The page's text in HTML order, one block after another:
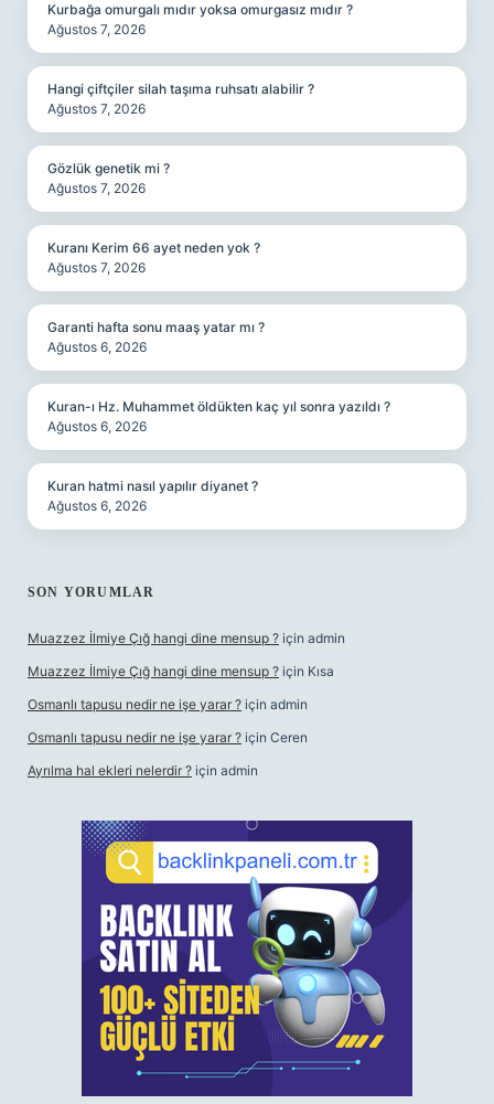
Kurbağa omurgalı mıdır yoksa omurgasız mıdır ?
Ağustos 7, 2026
Hangi çiftçiler silah taşıma ruhsatı alabilir ?
Ağustos 7, 2026
Gözlük genetik mi ?
Ağustos 7, 2026
Kuranı Kerim 66 ayet neden yok ?
Ağustos 7, 2026
Garanti hafta sonu maaş yatar mı ?
Ağustos 6, 2026
Kuran-ı Hz. Muhammet öldükten kaç yıl sonra yazıldı ?
Ağustos 6, 2026
Kuran hatmi nasıl yapılır diyanet ?
Ağustos 6, 2026
SON YORUMLAR
Muazzez İlmiye Çığ hangi dine mensup ? için admin
Muazzez İlmiye Çığ hangi dine mensup ? için Kısa
Osmanlı tapusu nedir ne işe yarar ? için admin
Osmanlı tapusu nedir ne işe yarar ? için Ceren
Ayrılma hal ekleri nelerdir ? için admin